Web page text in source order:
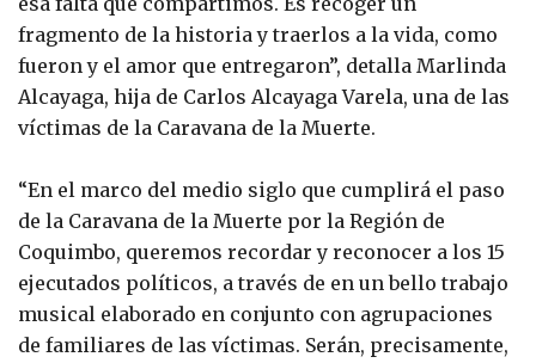
fragmento de la historia y traerlos a la vida, como
fueron y el amor que entregaron”, detalla Marlinda
Alcayaga, hija de Carlos Alcayaga Varela, una de las
víctimas de la Caravana de la Muerte.
“En el marco del medio siglo que cumplirá el paso
de la Caravana de la Muerte por la Región de
Coquimbo, queremos recordar y reconocer a los 15
ejecutados políticos, a través de en un bello trabajo
musical elaborado en conjunto con agrupaciones
de familiares de las víctimas. Serán, precisamente,